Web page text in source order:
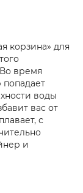
корзина» для
время
воды
вас от
с
и